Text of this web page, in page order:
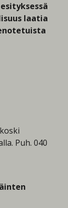
laatia
Puh. 040